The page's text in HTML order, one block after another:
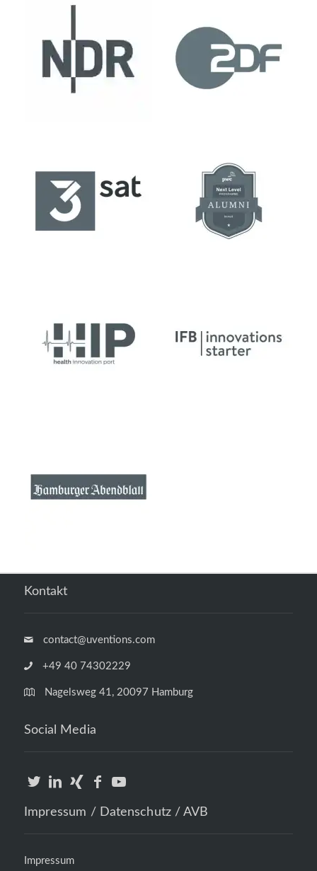
Kontakt
contact@uventions.com
+49 40 74302229
Nagelsweg 41, 20097 Hamburg
Social Media
Impressum / Datenschutz / AVB
Impressum